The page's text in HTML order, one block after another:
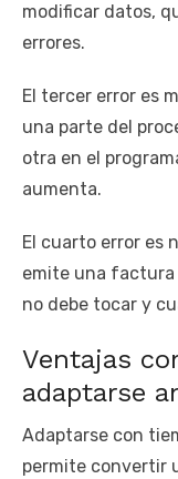
modificar datos,
errores.
El tercer error es
una parte del
otra en el
aumenta.
El cuarto error es
emite una factura
no debe tocar y
Ventajas
adaptarse
Adaptarse con
permite convertir